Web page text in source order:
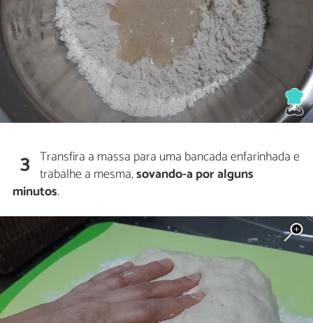
3 Transfira a massa para uma bancada enfarinhada e
trabalhe a mesma,sovando-a por alguns
minutos.